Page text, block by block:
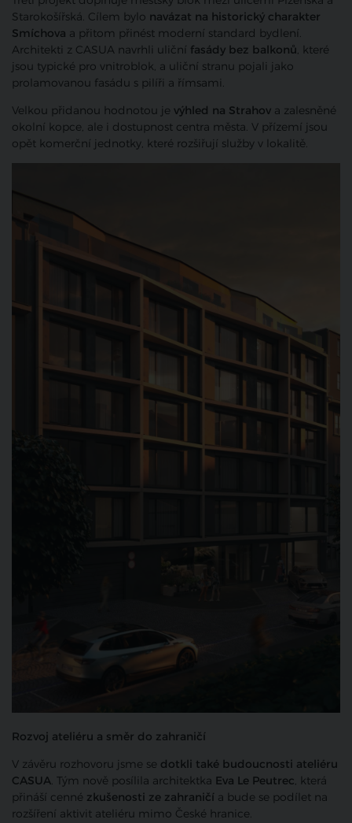
Starokošířská. Cílem bylo navázat na historický charakter
Smíchova a přitom přinést moderní standard bydlení.
Architekti z CASUA navrhli uliční fasády bez balkonů, které
jsou typické pro vnitroblok, a uliční stranu pojali jako
prolamovanou fasádu s pilíři a římsami.
Velkou přidanou hodnotou je výhled na Strahov a zalesněné
okolní kopce, ale i dostupnost centra města. V přízemí jsou
opět komerční jednotky, které rozšiřují služby v lokalitě.
Rozvoj ateliéru a směr do zahraničí
V závěru rozhovoru jsme se dotkli také budoucnosti ateliéru
CASUA. Tým nově posílila architektka Eva Le Peutrec, která
přináší cenné zkušenosti ze zahraničí a bude se podílet na
rozšíření aktivit ateliéru mimo České hranice.